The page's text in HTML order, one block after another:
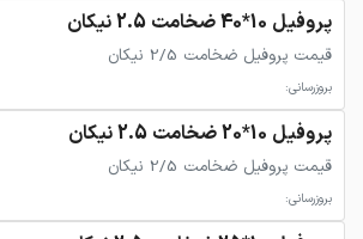
پروفیل 10*40 ضخامت 2.5 نیکان
قیمت پروفیل ضخامت 2/5 نیکان
بروزرسانی:
پروفیل 10*20 ضخامت 2.5 نیکان
قیمت پروفیل ضخامت 2/5 نیکان
بروزرسانی: